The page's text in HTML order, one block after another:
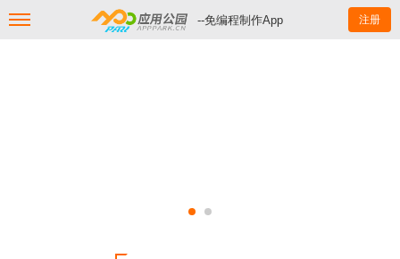
--免编程制作App 注册